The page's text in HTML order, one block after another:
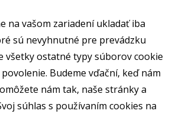
na vašom zariadení ukladať iba
sú nevyhnutné pre prevádzku
všetky ostatné typy súborov cookie
Budeme vďační, keď nám
nám tak, naše stránky a
súhlas s používaním cookies na